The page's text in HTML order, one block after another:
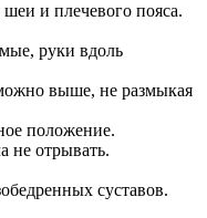
и плечевого пояса.
руки вдоль
выше, не размыкая
положение.
не отрывать.
суставов.